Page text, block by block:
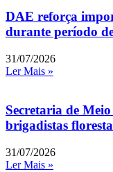
DAE reforça
durante período
31/07/2026
Ler Mais »
Secretaria de
brigadistas
31/07/2026
Ler Mais »